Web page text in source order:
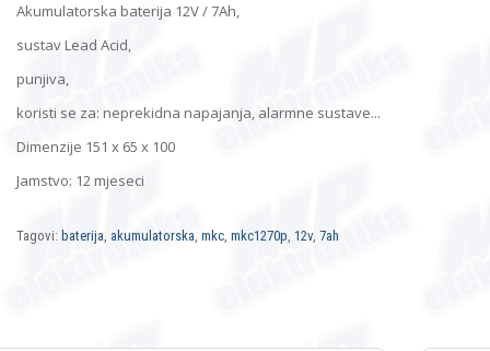
Akumulatorska baterija 12V / 7Ah,
sustav Lead Acid,
punjiva,
koristi se za: neprekidna napajanja, alarmne sustave...
Dimenzije 151 x 65 x 100
Jamstvo: 12 mjeseci
Tagovi: baterija, akumulatorska, mkc, mkc1270p, 12v, 7ah